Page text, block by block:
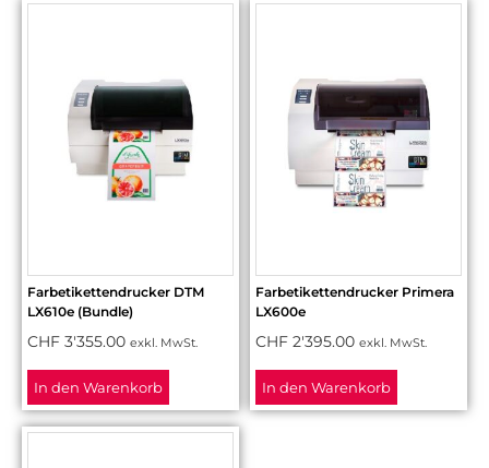
Farbetikettendrucker DTM
LX610e (Bundle)
CHF 3'355.00 exkl. MwSt.
In den Warenkorb
Farbetikettendrucker Primera
LX600e
CHF 2'395.00 exkl. MwSt.
In den Warenkorb